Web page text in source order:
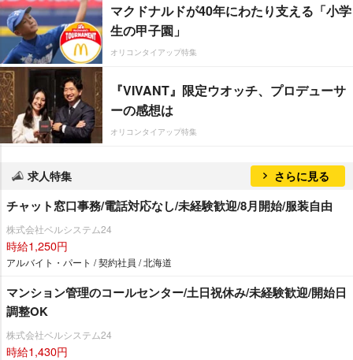
マクドナルドが40年にわたり支える「小学
生の甲子園」
オリコンタイアップ特集
『VIVANT』限定ウオッチ、プロデューサ
ーの感想は
オリコンタイアップ特集
求人特集 さらに見る
チャット窓口事務/電話対応なし/未経験歓迎/8月開始/服装自由
株式会社ベルシステム24
時給1,250円
アルバイト・パート / 契約社員 / 北海道
マンション管理のコールセンター/土日祝休み/未経験歓迎/開始日
調整OK
株式会社ベルシステム24
時給1,430円